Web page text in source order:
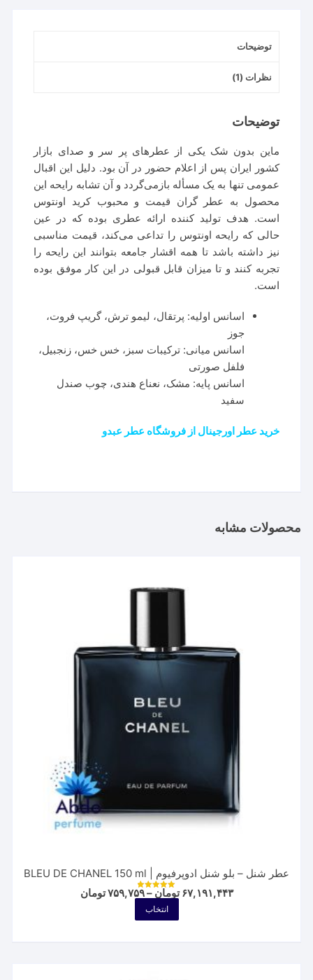
توضیحات
نظرات (1)
توضیحات
ماین بدون شک یکی از عطرهای پر سر و صدای بازار
کشور ایران پس از اعلام حضور در آن بود. دلیل این اقبال
عمومی تنها به یک مسأله بازمی‌گردد و آن تشابه رایحه این
محصول به عطر گران قیمت و محبوب کرید اونتوس
است. هدف تولید کننده ارائه عطری بوده که در عین
حالی که رایحه اونتوس را تداعی می‌کند، قیمت مناسبی
نیز داشته باشد تا همه اقشار جامعه بتوانند این رایحه را
تجربه کنند و تا میزان قابل قبولی در این کار موفق بوده
است.
اسانس اولیه: پرتقال، لیمو ترش، گریپ فروت،
جوز
اسانس میانی: ترکیبات سبز، خس خس، زنجبیل،
فلفل صورتی
اسانس پایه: مشک، نعناع هندی، چوب صندل
سفید
خرید عطر اورجینال از فروشگاه عطر عبدو
محصولات مشابه
عطر شنل – بلو شنل ادوپرفیوم | BLEU DE CHANEL 150 ml
نمره
از 5
۶۷,۱۹۱,۴۴۳ تومان –۷۵۹,۷۵۹تومان
انتخاب
محصول